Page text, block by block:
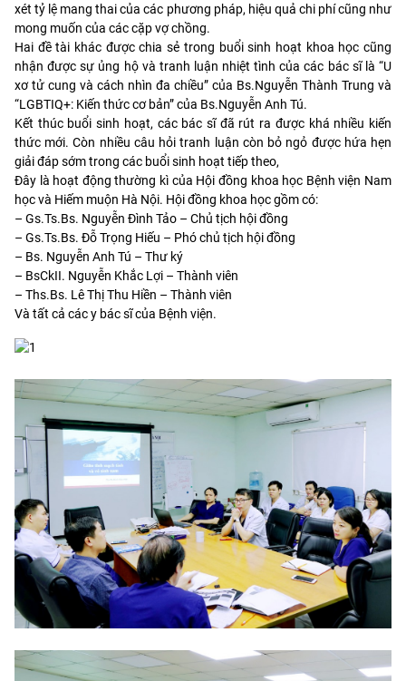
xét tỷ lệ mang thai của các phương pháp, hiệu quả chi phí cũng như
mong muốn của các cặp vợ chồng.
Hai đề tài khác được chia sẻ trong buổi sinh hoạt khoa học cũng
nhận được sự ủng hộ và tranh luận nhiệt tình của các bác sĩ là “U
xơ tử cung và cách nhìn đa chiều” của Bs.Nguyễn Thành Trung và
“LGBTIQ+: Kiến thức cơ bản” của Bs.Nguyễn Anh Tú.
Kết thúc buổi sinh hoạt, các bác sĩ đã rút ra được khá nhiều kiến
thức mới. Còn nhiều câu hỏi tranh luận còn bỏ ngỏ được hứa hẹn
giải đáp sớm trong các buổi sinh hoạt tiếp theo,
Đây là hoạt động thường kì của Hội đồng khoa học Bệnh viện Nam
học và Hiếm muộn Hà Nội. Hội đồng khoa học gồm có:
– Gs.Ts.Bs. Nguyễn Đình Tảo – Chủ tịch hội đồng
– Gs.Ts.Bs. Đỗ Trọng Hiếu – Phó chủ tịch hội đồng
– Bs. Nguyễn Anh Tú – Thư ký
– BsCkII. Nguyễn Khắc Lợi – Thành viên
– Ths.Bs. Lê Thị Thu Hiền – Thành viên
Và tất cả các y bác sĩ của Bệnh viện.